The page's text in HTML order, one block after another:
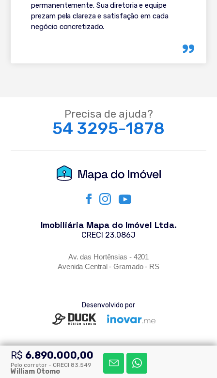
R$ 6.890.000,00
Pelo corretor - CRECI 83.549
William Otomo
permanentemente. Sua diretoria e equipe
prezam pela clareza e satisfação em cada
negócio concretizado.
Precisa de ajuda?
54 3295-1878
Imobiliária Mapa do Imóvel Ltda.
CRECI 23.086J
Av. das Hortênsias - 4201
Avenida Central - Gramado - RS
Desenvolvido por
© Todos os direitos reservados - Mapa do Imóvel 2026